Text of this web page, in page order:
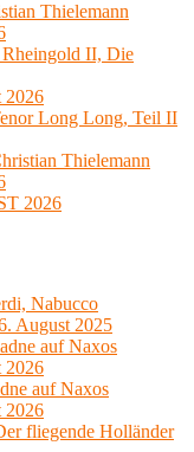
Thielemann
Rheingold II, Die
2026
Long Long, Teil II
Thielemann
2026
Nabucco
August 2025
auf Naxos
2026
auf Naxos
2026
fliegende Holländer